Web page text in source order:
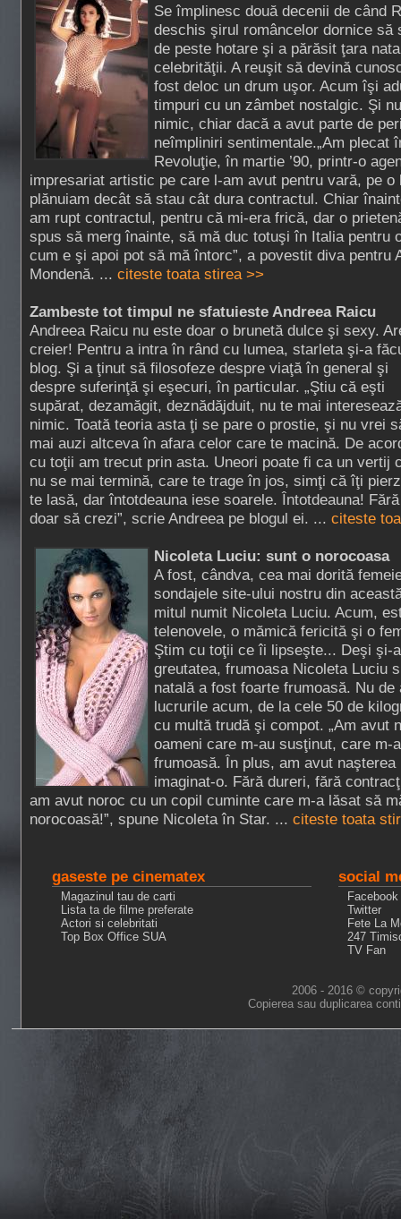
Se împlinesc două decenii de când
deschis şirul româncelor dornice să
de peste hotare şi a părăsit ţara
celebrităţii. A reuşit să devină
fost deloc un drum uşor. Acum îşi
timpuri cu un zâmbet nostalgic. Şi
nimic, chiar dacă a avut parte de
neîmpliniri sentimentale.„Am plecat
Revoluţie, în martie ’90, printr-o
impresariat artistic pe care l-am avut pentru vară, pe o
plănuiam decât să stau cât dura contractul. Chiar
am rupt contractul, pentru că mi-era frică, dar o
spus să merg înainte, să mă duc totuşi în Italia pentru
cum e şi apoi pot să mă întorc”, a povestit diva pentru
Mondenă. ... citeste toata stirea >>
Zambeste tot timpul ne sfatuieste Andreea Raicu
Andreea Raicu nu este doar o brunetă dulce şi sexy.
creier! Pentru a intra în rând cu lumea, starleta şi-a
blog. Şi a ţinut să filosofeze despre viaţă în general şi
despre suferinţă şi eşecuri, în particular. „Ştiu că eşti
supărat, dezamăgit, deznădăjduit, nu te mai
nimic. Toată teoria asta ţi se pare o prostie, şi nu vrei
mai auzi altceva în afara celor care te macină. De
cu toţii am trecut prin asta. Uneori poate fi ca un vertij
nu se mai termină, care te trage în jos, simţi că îţi
te lasă, dar întotdeauna iese soarele. Întotdeauna!
doar să crezi”, scrie Andreea pe blogul ei. ... citeste
Nicoleta Luciu: sunt o norocoasa
A fost, cândva, cea mai dorită
sondajele site-ului nostru din
mitul numit Nicoleta Luciu. Acum,
telenovele, o mămică fericită şi o
Ştim cu toţii ce îi lipseşte... Deşi şi-
greutatea, frumoasa Nicoleta Luciu
natală a fost foarte frumoasă. Nu
lucrurile acum, de la cele 50 de
cu multă trudă şi compot. „Am avut
oameni care m-au susţinut, care m-
frumoasă. În plus, am avut naşterea
imaginat-o. Fără dureri, fără
am avut noroc cu un copil cuminte care m-a lăsat să
norocoasă!”, spune Nicoleta în Star. ... citeste toata
gaseste pe cinematex
Magazinul tau de carti
Lista ta de filme preferate
Actori si celebritati
Top Box Office SUA
social
Facebook
Twitter
Fete La
247
TV Fan
2006 - 2016 ©
Copierea sau duplicarea